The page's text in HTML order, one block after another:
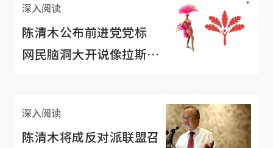
深入阅读
陈清木公布前进党党标
网民脑洞大开说像拉斯维
深入阅读
陈清木将成反对派联盟召